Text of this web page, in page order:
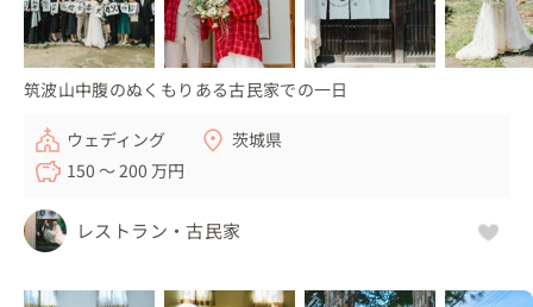
筑波山中腹のぬくもりある古民家での一日
ウェディング
茨城県
150 〜 200 万円
レストラン・古民家